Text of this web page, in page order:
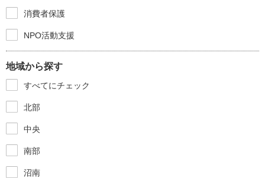
消費者保護
NPO活動支援
地域から探す
すべてにチェック
北部
中央
南部
沼南